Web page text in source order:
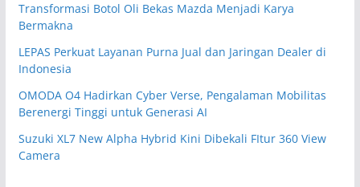
Transformasi Botol Oli Bekas Mazda Menjadi Karya
Bermakna
LEPAS Perkuat Layanan Purna Jual dan Jaringan Dealer di
Indonesia
OMODA O4 Hadirkan Cyber Verse, Pengalaman Mobilitas
Berenergi Tinggi untuk Generasi AI
Suzuki XL7 New Alpha Hybrid Kini Dibekali FItur 360 View
Camera